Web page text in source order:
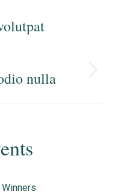
nulla